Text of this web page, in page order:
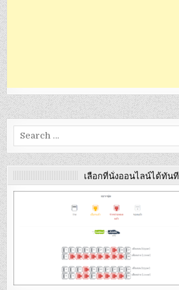
Search
for:
เลือกที่นั่งออนไลน์ได้ทันที